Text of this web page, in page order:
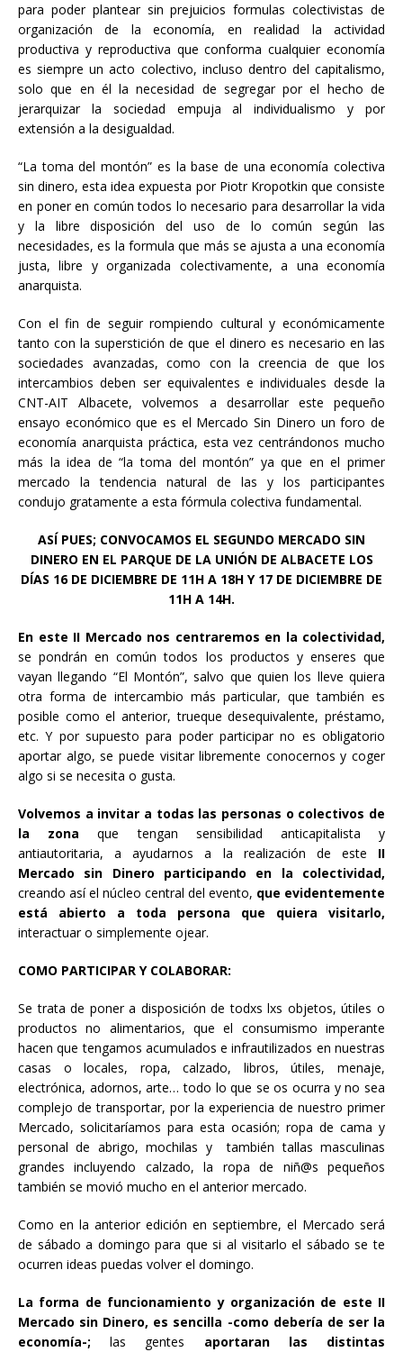
para poder plantear sin prejuicios formulas colectivistas de
organización de la economía, en realidad la actividad
productiva y reproductiva que conforma cualquier economía
es siempre un acto colectivo, incluso dentro del capitalismo,
solo que en él la necesidad de segregar por el hecho de
jerarquizar la sociedad empuja al individualismo y por
extensión a la desigualdad.
“La toma del montón” es la base de una economía colectiva
sin dinero, esta idea expuesta por Piotr Kropotkin que consiste
en poner en común todos lo necesario para desarrollar la vida
y la libre disposición del uso de lo común según las
necesidades, es la formula que más se ajusta a una economía
justa, libre y organizada colectivamente, a una economía
anarquista.
Con el fin de seguir rompiendo cultural y económicamente
tanto con la superstición de que el dinero es necesario en las
sociedades avanzadas, como con la creencia de que los
intercambios deben ser equivalentes e individuales desde la
CNT-AIT Albacete, volvemos a desarrollar este pequeño
ensayo económico que es el Mercado Sin Dinero un foro de
economía anarquista práctica, esta vez centrándonos mucho
más la idea de “la toma del montón” ya que en el primer
mercado la tendencia natural de las y los participantes
condujo gratamente a esta fórmula colectiva fundamental.
ASÍ PUES; CONVOCAMOS EL SEGUNDO MERCADO SIN
DINERO EN EL PARQUE DE LA UNIÓN DE ALBACETE LOS
DÍAS 16 DE DICIEMBRE DE 11H A 18H Y 17 DE DICIEMBRE DE
11H A 14H.
En este II Mercado nos centraremos en la colectividad,
se pondrán en común todos los productos y enseres que
vayan llegando “El Montón”, salvo que quien los lleve quiera
otra forma de intercambio más particular, que también es
posible como el anterior, trueque desequivalente, préstamo,
etc. Y por supuesto para poder participar no es obligatorio
aportar algo, se puede visitar libremente conocernos y coger
algo si se necesita o gusta.
Volvemos a invitar a todas las personas o colectivos de
la zonaque tengan sensibilidad anticapitalista y
antiautoritaria, a ayudarnos a la realización de este II
Mercado sin Dinero participando en la colectividad,
creando así el núcleo central del evento, que evidentemente
está abierto a toda persona que quiera visitarlo,
interactuar o simplemente ojear.
COMO PARTICIPAR Y COLABORAR:
Se trata de poner a disposición de todxs lxs objetos, útiles o
productos no alimentarios, que el consumismo imperante
hacen que tengamos acumulados e infrautilizados en nuestras
casas o locales, ropa, calzado, libros, útiles, menaje,
electrónica, adornos, arte… todo lo que se os ocurra y no sea
complejo de transportar, por la experiencia de nuestro primer
Mercado, solicitaríamos para esta ocasión; ropa de cama y
personal de abrigo, mochilas y también tallas masculinas
grandes incluyendo calzado, la ropa de niñ@s pequeños
también se movió mucho en el anterior mercado.
Como en la anterior edición en septiembre, el Mercado será
de sábado a domingo para que si al visitarlo el sábado se te
ocurren ideas puedas volver el domingo.
La forma de funcionamiento y organización de este II
Mercado sin Dinero, es sencilla -como debería de ser la
economía-;las gentes aportaran las distintas